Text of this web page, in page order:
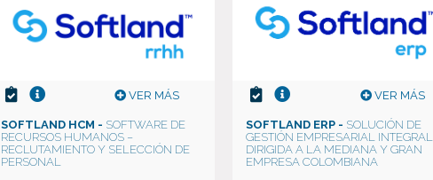
VER MÁS
SOFTLAND HCM - SOFTWARE DE
RECURSOS HUMANOS –
RECLUTAMIENTO Y SELECCIÓN DE
PERSONAL
VER MÁS
SOFTLAND ERP - SOLUCIÓN DE
GESTIÓN EMPRESARIAL INTEGRAL
DIRIGIDA A LA MEDIANA Y GRAN
EMPRESA COLOMBIANA